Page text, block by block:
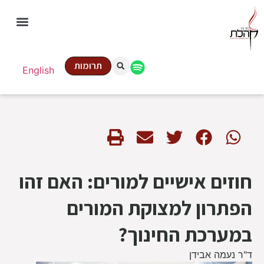
English תרומות
חוזים אישיים למורים: האם זהו
הפתרון למצוקת המורים
במערכת החינוך?
ד"ר נעמה אבידן